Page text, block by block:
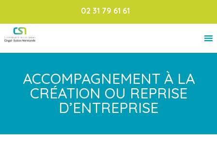
02 31 79 61 61
ACCOMPAGNEMENT À LA
CRÉATION OU REPRISE
D’ENTREPRISE